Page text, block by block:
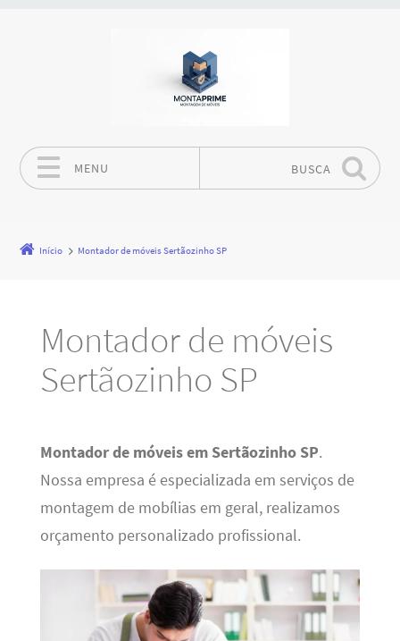
MENU BUSCA
Início Montador de móveis Sertãozinho SP
Montador de móveis
Sertãozinho SP
Montador de móveis em Sertãozinho SP.
Nossa empresa é especializada em serviços de
montagem de mobílias em geral, realizamos
orçamento personalizado profissional.